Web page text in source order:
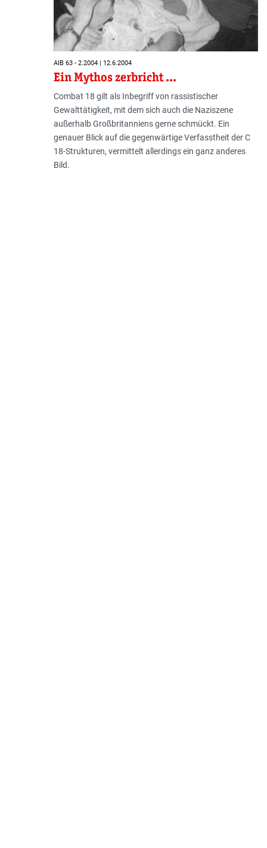
AIB 63 - 2.2004 | 12.6.2004
Ein Mythos zerbricht ...
Combat 18 gilt als Inbegriff von rassistischer
Gewalttätigkeit, mit dem sich auch die Naziszene
außerhalb Großbritanniens gerne schmückt. Ein
genauer Blick auf die gegenwärtige Verfasstheit der C
18-Strukturen, vermittelt allerdings ein ganz anderes
Bild.